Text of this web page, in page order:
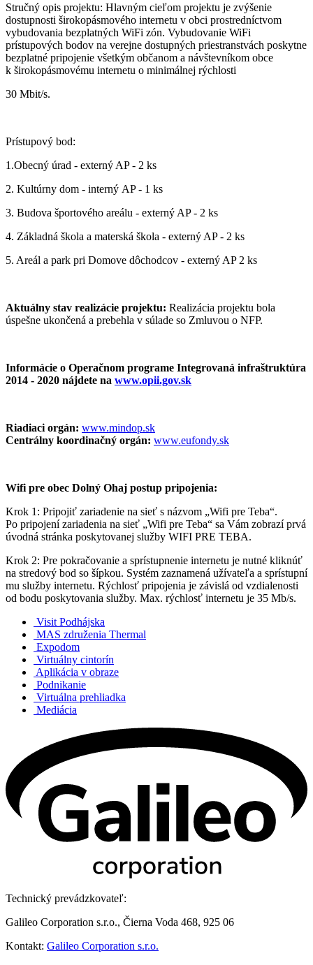
Stručný opis projektu: Hlavným cieľom projektu je zvýšenie
dostupnosti širokopásmového internetu v obci prostredníctvom
vybudovania bezplatných WiFi zón. Vybudovanie WiFi
prístupových bodov na verejne dostupných priestranstvách poskytne
bezplatné pripojenie všetkým občanom a návštevníkom obce
k širokopásmovému internetu o minimálnej rýchlosti
30 Mbit/s.
Prístupový bod:
1.Obecný úrad - externý AP - 2 ks
2. Kultúrny dom - interný AP - 1 ks
3. Budova športového areálu - externý AP - 2 ks
4. Základná škola a materská škola - externý AP - 2 ks
5. Areál a park pri Domove dôchodcov - externý AP 2 ks
Aktuálny stav realizácie projektu: Realizácia projektu bola
úspešne ukončená a prebehla v súlade so Zmluvou o NFP.
Informácie o Operačnom programe Integrovaná infraštruktúra
2014 - 2020 nájdete na www.opii.gov.sk
Riadiaci orgán: www.mindop.sk
Centrálny koordinačný orgán: www.eufondy.sk
Wifi pre obec Dolný Ohaj postup pripojenia:
Krok 1: Pripojiť zariadenie na sieť s názvom „Wifi pre Teba“.
Po pripojení zariadenia na sieť „Wifi pre Teba“ sa Vám zobrazí prvá
úvodná stránka poskytovanej služby WIFI PRE TEBA.
Krok 2: Pre pokračovanie a sprístupnenie internetu je nutné kliknúť
na stredový bod so šípkou. Systém zaznamená užívateľa a sprístupní
mu služby internetu. Rýchlosť pripojenia je závislá od vzdialenosti
od bodu poskytovania služby. Max. rýchlosť internetu je 35 Mb/s.
Visit Podhájska
MAS združenia Thermal
Expodom
Virtuálny cintorín
Aplikácia v obraze
Podnikanie
Virtuálna prehliadka
Mediácia
Technický prevádzkovateľ:
Galileo Corporation s.r.o., Čierna Voda 468, 925 06
Kontakt: Galileo Corporation s.r.o.